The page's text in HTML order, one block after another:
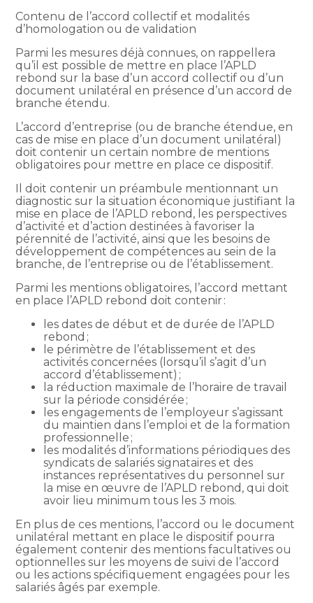
Contenu de l’accord collectif et modalités
d’homologation ou de validation
Parmi les mesures déjà connues, on rappellera
qu’il est possible de mettre en place l’APLD
rebond sur la base d’un accord collectif ou d’un
document unilatéral en présence d’un accord de
branche étendu.
L’accord d’entreprise (ou de branche étendue, en
cas de mise en place d’un document unilatéral)
doit contenir un certain nombre de mentions
obligatoires pour mettre en place ce dispositif.
Il doit contenir un préambule mentionnant un
diagnostic sur la situation économique justifiant la
mise en place de l’APLD rebond, les perspectives
d’activité et d’action destinées à favoriser la
pérennité de l’activité, ainsi que les besoins de
développement de compétences au sein de la
branche, de l’entreprise ou de l’établissement.
Parmi les mentions obligatoires, l’accord mettant
en place l’APLD rebond doit contenir :
les dates de début et de durée de l’APLD
rebond ;
le périmètre de l’établissement et des
activités concernées (lorsqu’il s’agit d’un
accord d’établissement) ;
la réduction maximale de l’horaire de travail
sur la période considérée ;
les engagements de l’employeur s’agissant
du maintien dans l’emploi et de la formation
professionnelle ;
les modalités d’informations périodiques des
syndicats de salariés signataires et des
instances représentatives du personnel sur
la mise en œuvre de l’APLD rebond, qui doit
avoir lieu minimum tous les 3 mois.
En plus de ces mentions, l’accord ou le document
unilatéral mettant en place le dispositif pourra
également contenir des mentions facultatives ou
optionnelles sur les moyens de suivi de l’accord
ou les actions spécifiquement engagées pour les
salariés âgés par exemple.